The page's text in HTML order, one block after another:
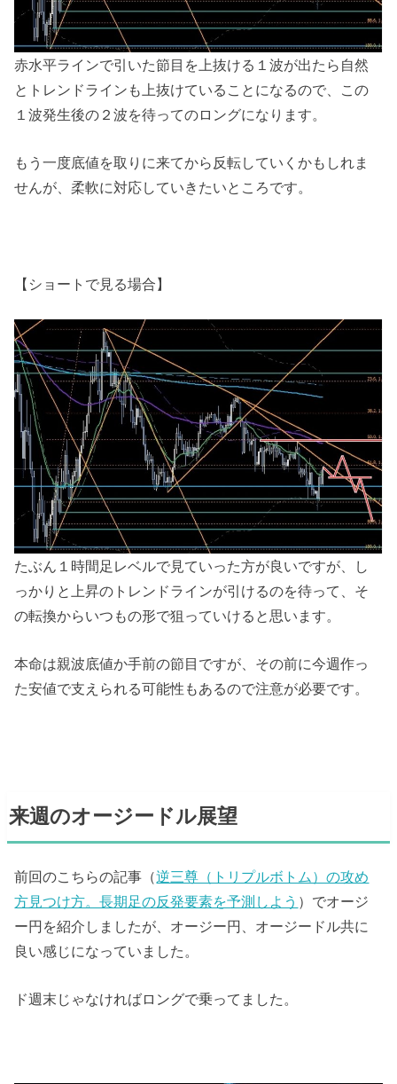
赤水平ラインで引いた節目を上抜ける１波が出たら自然
とトレンドラインも上抜けていることになるので、この
１波発生後の２波を待ってのロングになります。
もう一度底値を取りに来てから反転していくかもしれま
せんが、柔軟に対応していきたいところです。
【ショートで見る場合】
たぶん１時間足レベルで見ていった方が良いですが、し
っかりと上昇のトレンドラインが引けるのを待って、そ
の転換からいつもの形で狙っていけると思います。
本命は親波底値か手前の節目ですが、その前に今週作っ
た安値で支えられる可能性もあるので注意が必要です。
来週のオージードル展望
前回のこちらの記事（逆三尊（トリプルボトム）の攻め
方見つけ方。長期足の反発要素を予測しよう ）でオージ
ー円を紹介しましたが、オージー円、オージードル共に
良い感じになっていました。
ド週末じゃなければロングで乗ってました。